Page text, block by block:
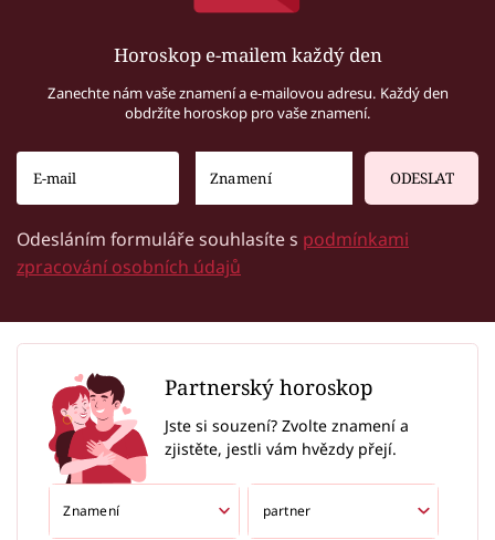
Horoskop e-mailem každý den
Zanechte nám vaše znamení a e-mailovou adresu. Každý den
obdržíte horoskop pro vaše znamení.
ODESLAT
Odesláním formuláře souhlasíte s podmínkami
zpracování osobních údajů
Partnerský horoskop
Jste si souzení? Zvolte znamení a
zjistěte, jestli vám hvězdy přejí.